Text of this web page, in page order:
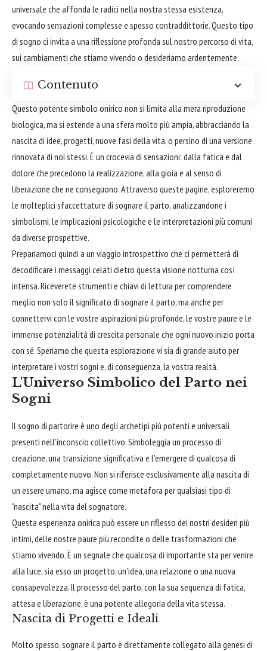
universale che affonda le radici nella nostra stessa esistenza,
evocando sensazioni complesse e spesso contraddittorie. Questo tipo
di sogno ci invita a una riflessione profonda sul nostro percorso di vita,
sui cambiamenti che stiamo vivendo o desideriamo ardentemente.
Contenuto
Questo potente simbolo onirico non si limita alla mera riproduzione
biologica, ma si estende a una sfera molto più ampia, abbracciando la
nascita di idee, progetti, nuove fasi della vita, o persino di una versione
rinnovata di noi stessi. È un crocevia di sensazioni: dalla fatica e dal
dolore che precedono la realizzazione, alla gioia e al senso di
liberazione che ne conseguono. Attraverso queste pagine, esploreremo
le molteplici sfaccettature di sognare il parto, analizzandone i
simbolismi, le implicazioni psicologiche e le interpretazioni più comuni
da diverse prospettive.
Prepariamoci quindi a un viaggio introspettivo che ci permetterà di
decodificare i messaggi celati dietro questa visione notturna così
intensa. Riceverete strumenti e chiavi di lettura per comprendere
meglio non solo il significato di sognare il parto, ma anche per
connettervi con le vostre aspirazioni più profonde, le vostre paure e le
immense potenzialità di crescita personale che ogni nuovo inizio porta
con sé. Speriamo che questa esplorazione vi sia di grande aiuto per
interpretare i vostri sogni e, di conseguenza, la vostra realtà.
L'Universo Simbolico del Parto nei
Sogni
Il sogno di partorire è uno degli archetipi più potenti e universali
presenti nell'inconscio collettivo. Simboleggia un processo di
creazione, una transizione significativa e l'emergere di qualcosa di
completamente nuovo. Non si riferisce esclusivamente alla nascita di
un essere umano, ma agisce come metafora per qualsiasi tipo di
"nascita" nella vita del sognatore.
Questa esperienza onirica può essere un riflesso dei nostri desideri più
intimi, delle nostre paure più recondite o delle trasformazioni che
stiamo vivendo. È un segnale che qualcosa di importante sta per venire
alla luce, sia esso un progetto, un'idea, una relazione o una nuova
consapevolezza. Il processo del parto, con la sua sequenza di fatica,
attesa e liberazione, è una potente allegoria della vita stessa.
Nascita di Progetti e Ideali
Molto spesso, sognare il parto è direttamente collegato alla genesi di